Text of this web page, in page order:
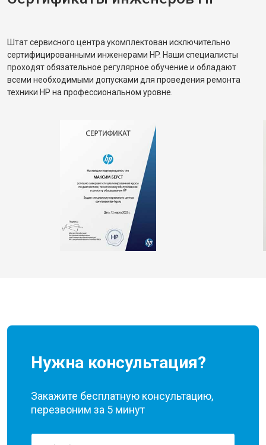
Штат сервисного центра укомплектован исключительно
сертифицированными инженерами HP. Наши специалисты
проходят обязательное регулярное обучение и обладают
всеми необходимыми допусками для проведения ремонта
техники HP на профессиональном уровне.
Нужна консультация?
Закажите бесплатную консультацию,
перезвоним за 5 минут